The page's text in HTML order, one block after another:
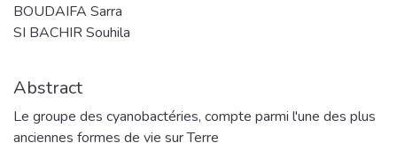
BOUDAIFA Sarra
SI BACHIR Souhila
Abstract
Le groupe des cyanobactéries, compte parmi l'une des plus
anciennes formes de vie sur Terre